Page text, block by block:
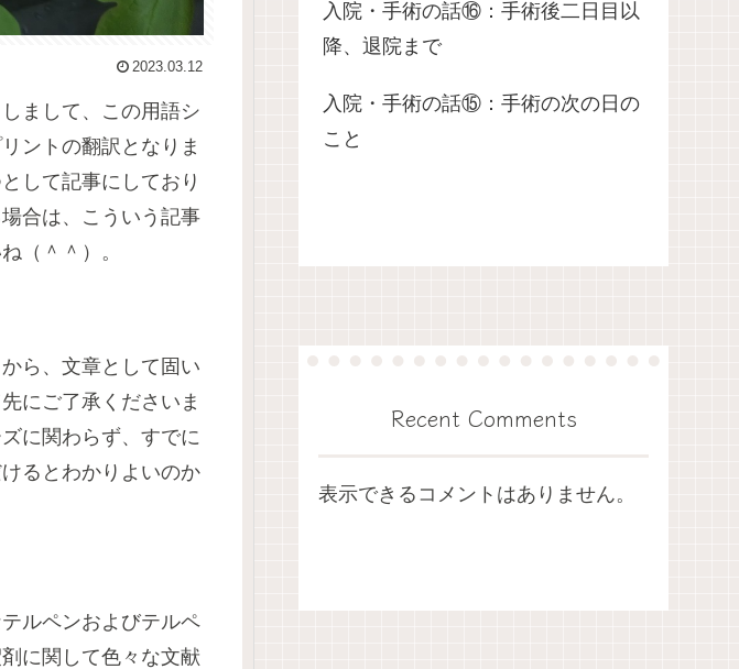
2023.03.12
まして、この用語シ
ントの翻訳となりま
して記事にしており
合は、こういう記事
（＾＾）。
ら、文章として固い
にご了承くださいま
に関わらず、すでに
るとわかりよいのか
ルペンおよびテルペ
に関して色々な文献
入院・手術の話⑯：手術後二日目以
降、退院まで
入院・手術の話⑮：手術の次の日の
こと
Recent Comments
表示できるコメントはありません。